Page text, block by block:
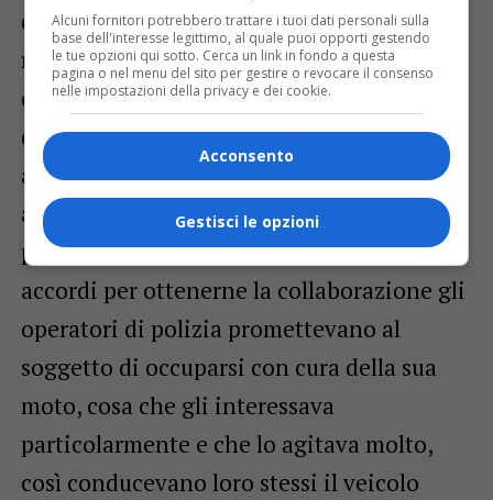
di mediazione del personale operante si
riusciva a evitare la colluttazione e
qualunque misura coercitiva nei confronti
del soggetto in evidente stato di
alterazione, che accettava essere
accompagnato all’ospedale di Palmanova
per gli accertamenti del caso. Tra gli
accordi per ottenerne la collaborazione gli
operatori di polizia promettevano al
soggetto di occuparsi con cura della sua
moto, cosa che gli interessava
particolarmente e che lo agitava molto,
così conducevano loro stessi il veicolo
Alcuni fornitori potrebbero trattare i tuoi dati personali sulla
base dell'interesse legittimo, al quale puoi opporti gestendo
le tue opzioni qui sotto. Cerca un link in fondo a questa
pagina o nel menu del sito per gestire o revocare il consenso
nelle impostazioni della privacy e dei cookie.
Acconsento
Gestisci le opzioni